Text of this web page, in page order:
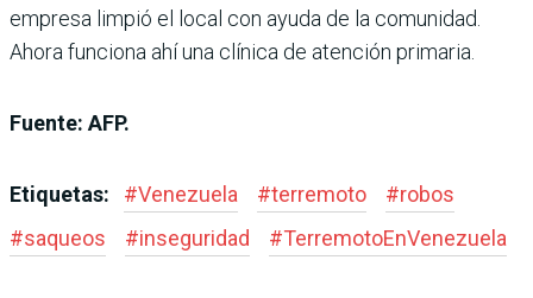
empresa limpió el local con ayuda de la comunidad.
Ahora funciona ahí una clínica de atención primaria.
Fuente: AFP.
Etiquetas: #Venezuela #terremoto #robos
#saqueos #inseguridad #TerremotoEnVenezuela